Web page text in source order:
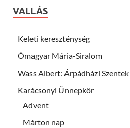
VALLÁS
Keleti kereszténység
Ómagyar Mária-Siralom
Wass Albert: Árpádházi Szentek
Karácsonyi Ünnepkör
Advent
Márton nap